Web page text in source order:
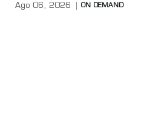
Ago 06, 2026 ON DEMAND